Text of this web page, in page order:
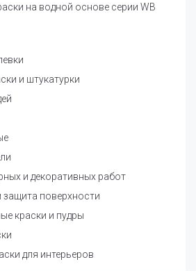
на водной основе серии WB
и штукатурки
и декоративных работ
поверхности
краски и пудры
для интерьеров